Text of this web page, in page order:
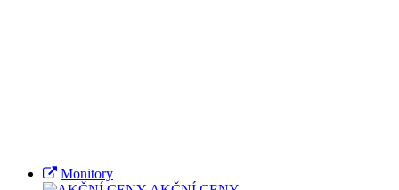
Monitory